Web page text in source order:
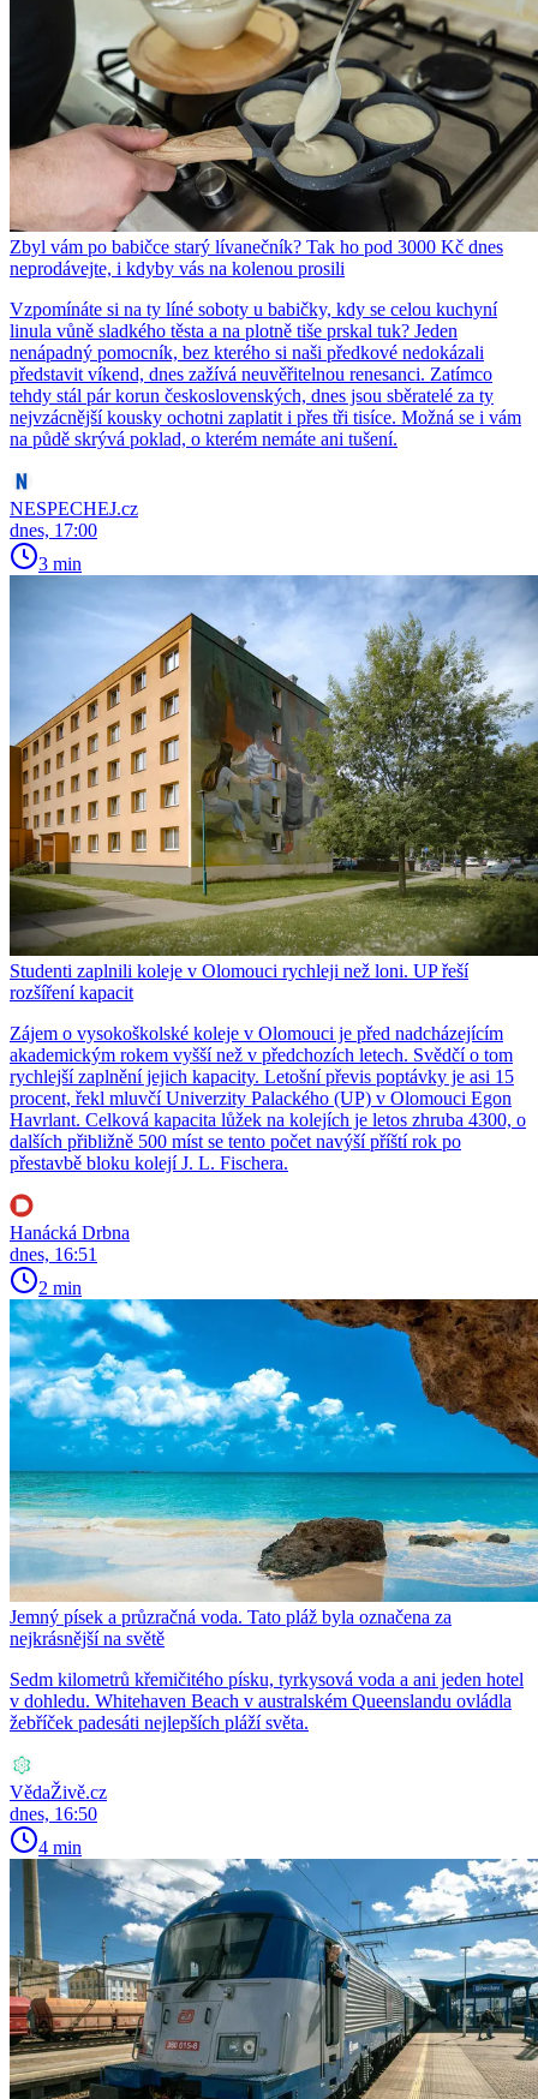
Zbyl vám po babičce starý lívanečník? Tak ho pod 3000 Kč dnes
neprodávejte, i kdyby vás na kolenou prosili
Vzpomínáte si na ty líné soboty u babičky, kdy se celou kuchyní
linula vůně sladkého těsta a na plotně tiše prskal tuk? Jeden
nenápadný pomocník, bez kterého si naši předkové nedokázali
představit víkend, dnes zažívá neuvěřitelnou renesanci. Zatímco
tehdy stál pár korun československých, dnes jsou sběratelé za ty
nejvzácnější kousky ochotni zaplatit i přes tři tisíce. Možná se i vám
na půdě skrývá poklad, o kterém nemáte ani tušení.
NESPECHEJ.cz
dnes, 17:00
3 min
Studenti zaplnili koleje v Olomouci rychleji než loni. UP řeší
rozšíření kapacit
Zájem o vysokoškolské koleje v Olomouci je před nadcházejícím
akademickým rokem vyšší než v předchozích letech. Svědčí o tom
rychlejší zaplnění jejich kapacity. Letošní převis poptávky je asi 15
procent, řekl mluvčí Univerzity Palackého (UP) v Olomouci Egon
Havrlant. Celková kapacita lůžek na kolejích je letos zhruba 4300, o
dalších přibližně 500 míst se tento počet navýší příští rok po
přestavbě bloku kolejí J. L. Fischera.
Hanácká Drbna
dnes, 16:51
2 min
Jemný písek a průzračná voda. Tato pláž byla označena za
nejkrásnější na světě
Sedm kilometrů křemičitého písku, tyrkysová voda a ani jeden hotel
v dohledu. Whitehaven Beach v australském Queenslandu ovládla
žebříček padesáti nejlepších pláží světa.
VědaŽivě.cz
dnes, 16:50
4 min